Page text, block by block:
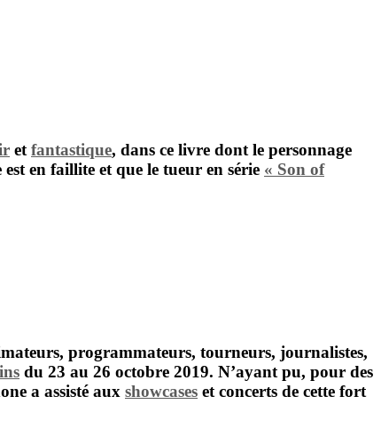
et fantastique, dans ce livre dont le personnage
en faillite et que le tueur en série « Son of
programmateurs, tourneurs, journalistes,
du 23 au 26 octobre 2019. N’ayant pu, pour des
a assisté aux showcases et concerts de cette fort